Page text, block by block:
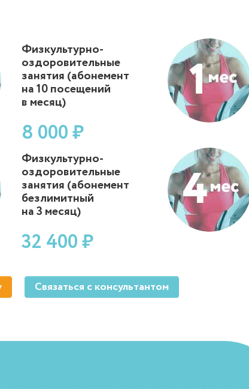
Физкультурно-
оздоровительные
занятия (абонемент
на 10 посещений
в месяц)
8 000 ₽
Физкультурно-
оздоровительные
занятия (абонемент
безлимитный
на 3 месяц)
32 400 ₽
Связаться с консультантом